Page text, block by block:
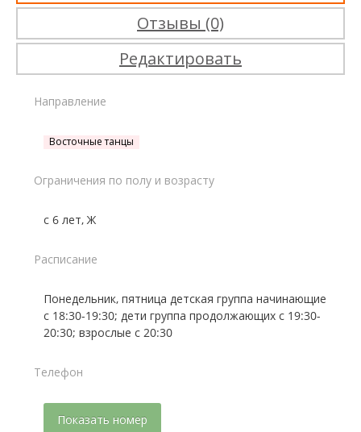
Отзывы (0)
Редактировать
Направление
Восточные танцы
Ограничения по полу и возрасту
с 6 лет, Ж
Расписание
Понедельник, пятница детская группа начинающие
с 18:30-19:30; дети группа продолжающих с 19:30-
20:30; взрослые с 20:30
Телефон
Показать номер